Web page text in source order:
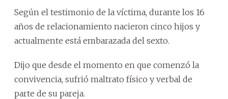
Según el testimonio de la víctima, durante los 16
años de relacionamiento nacieron cinco hijos y
actualmente está embarazada del sexto.
Dijo que desde el momento en que comenzó la
convivencia, sufrió maltrato físico y verbal de
parte de su pareja.